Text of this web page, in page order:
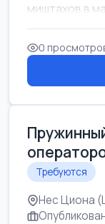
миштахов в
0
Требуются
Нес Циона